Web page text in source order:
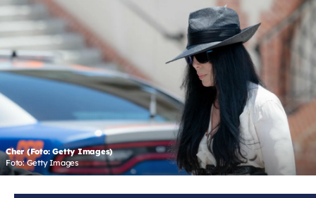
Cher (Foto: Getty Images)
Foto: Getty Images
OMOGUĆI OBAVIJESTI